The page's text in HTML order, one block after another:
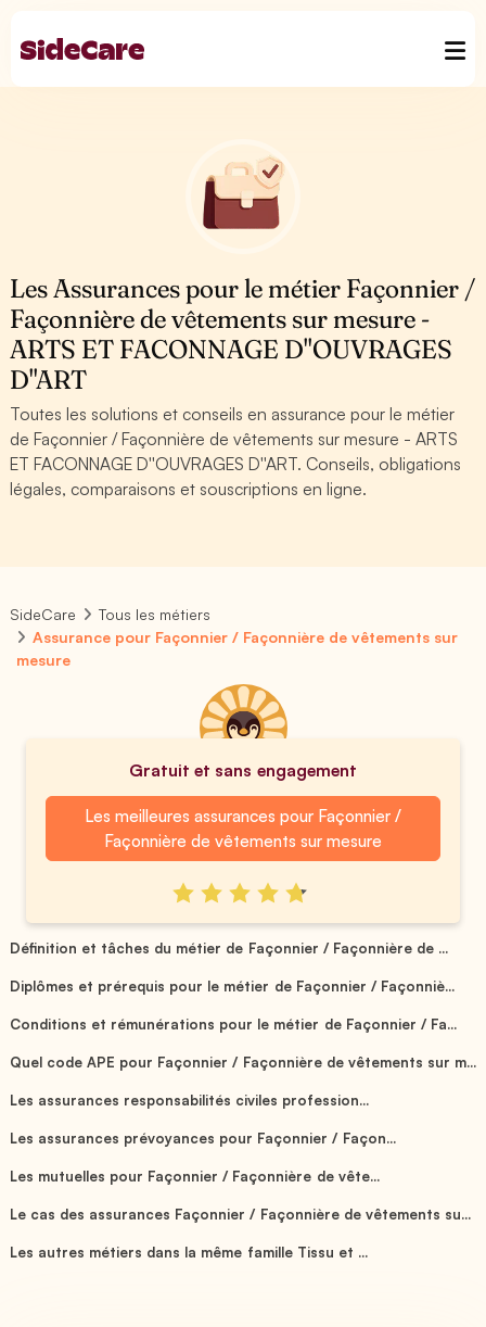
Les Assurances pour le métier Façonnier /
Façonnière de vêtements sur mesure -
ARTS ET FACONNAGE D''OUVRAGES
D''ART
Toutes les solutions et conseils en assurance pour le métier
de Façonnier / Façonnière de vêtements sur mesure - ARTS
ET FACONNAGE D''OUVRAGES D''ART. Conseils, obligations
légales, comparaisons et souscriptions en ligne.
SideCare
Tous les métiers
Assurance pour Façonnier / Façonnière de vêtements sur
mesure
Gratuit et sans engagement
Les meilleures assurances pour Façonnier /
Façonnière de vêtements sur mesure
Définition et tâches du métier de Façonnier / Façonnière de ...
Diplômes et prérequis pour le métier de Façonnier / Façonniè...
Conditions et rémunérations pour le métier de Façonnier / Fa...
Quel code APE pour Façonnier / Façonnière de vêtements sur m...
Les assurances responsabilités civiles profession...
Les assurances prévoyances pour Façonnier / Façon...
Les mutuelles pour Façonnier / Façonnière de vête...
Le cas des assurances Façonnier / Façonnière de vêtements su...
Les autres métiers dans la même famille Tissu et ...